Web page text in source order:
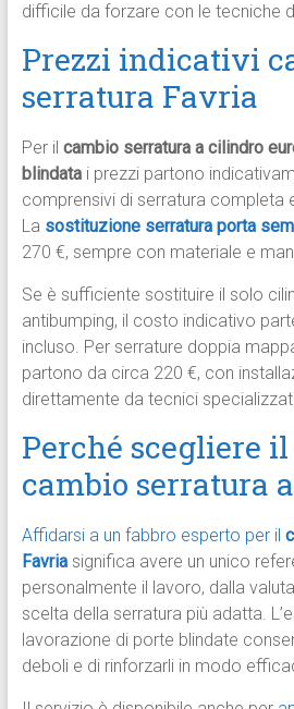
difficile da forzare con le tecniche
Prezzi indicativi
serratura Favria
Per il cambio serratura a cilindro
blindatai prezzi partono
comprensivi di serratura completa
La sostituzione serratura porta
270 €, sempre con materiale e
Se è sufficiente sostituire il solo
antibumping, il costo indicativo
incluso. Per serrature doppia
partono da circa 220 €, con
direttamente da tecnici
Perché scegliere
cambio serratura
Affidarsi a un fabbro esperto per il
Favriasignifica avere un unico
personalmente il lavoro, dalla
scelta della serratura più adatta.
lavorazione di porte blindate
deboli e di rinforzarli in modo